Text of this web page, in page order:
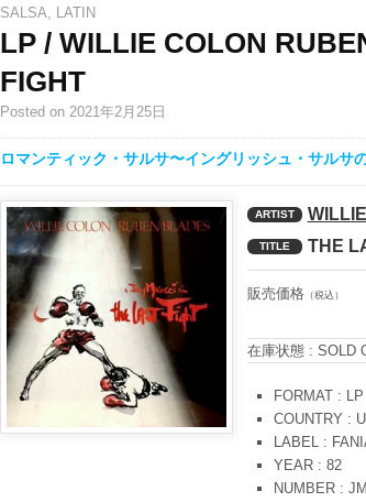
SALSA, LATIN
LP / WILLIE COLON
FIGHT
Posted on 2021年2月25日
ロマンティック・サルサ〜イングリッシュ・サルサ
ARTIST
TITLE THE
販売価格（税込）
在庫状態 : SOLD
FORMAT : LP
COUNTRY :
LABEL :
YEAR : 82
NUMBER :